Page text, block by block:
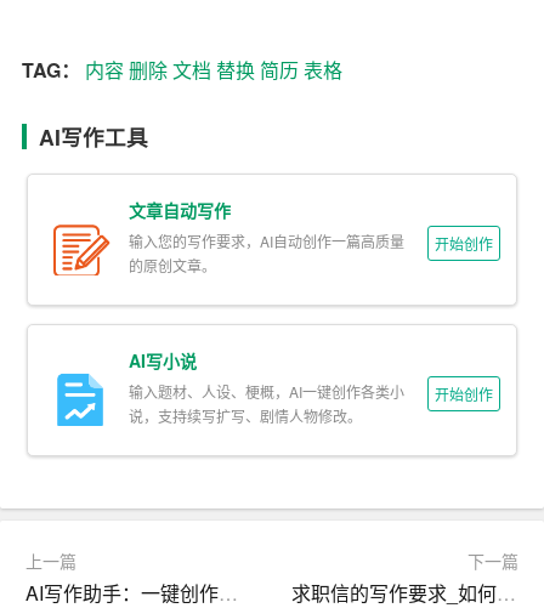
6. 按下键盘上的“Delete”键，即可删除选中的行或列。
二、使用快捷键删除
1. 打开Word文档，找到需要删除的简历表格。
2. 将鼠标光标放在表格的任意位置。
3. 按下键盘上的“Ctrl + X”组合键，即可剪切整个表格。
V”组合键，即可粘贴表格。
5. 选中粘贴后的表格，按下键盘上的“Delete”键，即可删除
原表格。
三、使用表格工具删除
1. 打开Word文档，找到需要删除的简历表格。
TAG： 内容删除文档 替换 简历表格
AI写作工具
文章自动写作
输入您的写作要求，AI自动创作一篇高质量
的原创文章。
开始创作
AI写小说
输入题材、人设、梗概，AI一键创作各类小
说，支持续写扩写、剧情人物修改。
开始创作
上一篇
AI写作助手：一键创作与润色
下一篇
求职信的写作要求_如何写求职信